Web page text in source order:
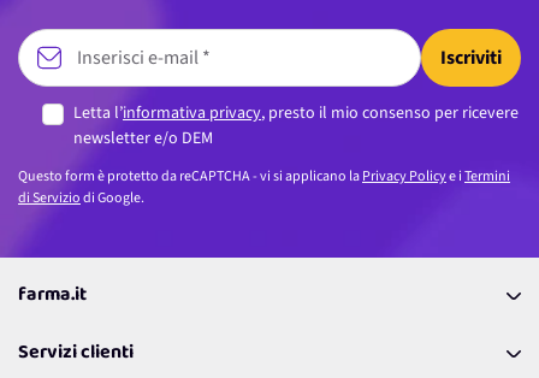
Iscriviti
Letta l’informativa privacy, presto il mio consenso per ricevere
newsletter e/o DEM
Questo form è protetto da reCAPTCHA - vi si applicano laPrivacy Policye iTermini
di Serviziodi Google.
farma.it
Coupon
Servizi clienti